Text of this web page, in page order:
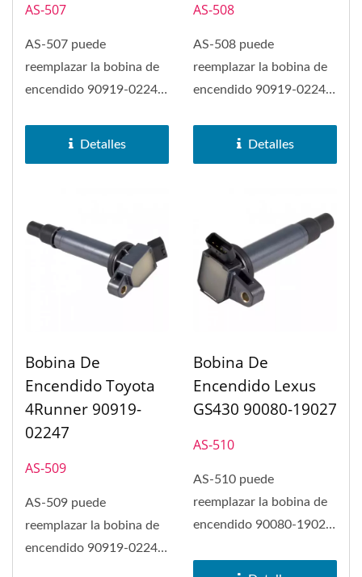
AS-507
AS-507 puede
reemplazar la bobina de
encendido 90919-02243
HS250h, Pontiac...
Detalles
AS-508
AS-508 puede
reemplazar la bobina de
encendido 90919-02246
Highlander,...
Detalles
Bobina De
Encendido Toyota
4Runner 90919-
02247
AS-509
AS-509 puede
reemplazar la bobina de
encendido 90919-02247
Bobina De
Encendido Lexus
GS430 90080-19027
AS-510
AS-510 puede
reemplazar la bobina de
encendido 90080-19027
GX470, Lexus...